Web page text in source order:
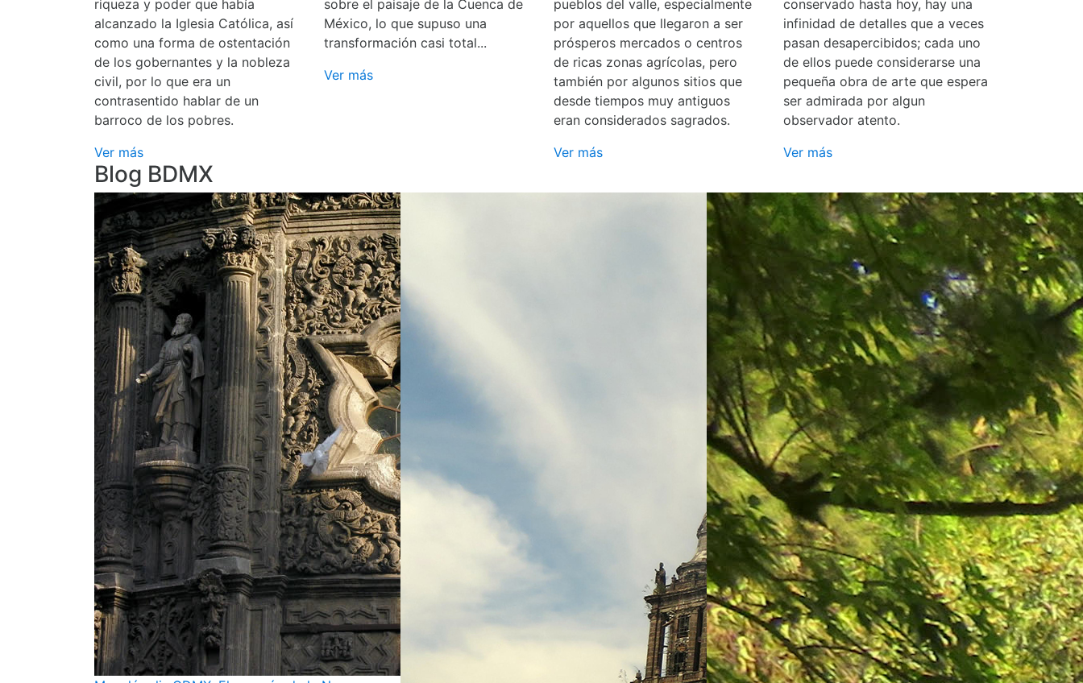
riqueza y poder que había
alcanzado la Iglesia Católica, así
como una forma de ostentación
de los gobernantes y la nobleza
civil, por lo que era un
contrasentido hablar de un
barroco de los pobres.
Ver más
sobre el paisaje de la Cuenca de
México, lo que supuso una
transformación casi total...
Ver más
pueblos del valle, especialmente
por aquellos que llegaron a ser
prósperos mercados o centros
de ricas zonas agrícolas, pero
también por algunos sitios que
desde tiempos muy antiguos
eran considerados sagrados.
Ver más
conservado hasta hoy, hay una
infinidad de detalles que a veces
pasan desapercibidos; cada uno
de ellos puede considerarse una
pequeña obra de arte que espera
ser admirada por algun
observador atento.
Ver más
Blog BDMX